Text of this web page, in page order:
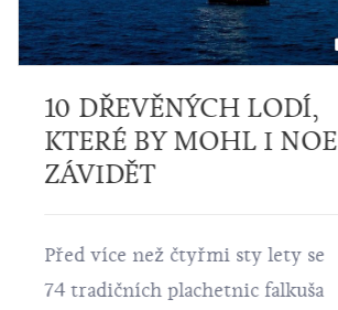
10 DŘEVĚNÝCH LODÍ,
KTERÉ BY MOHL I NOE
ZÁVIDĚT
Před více než čtyřmi sty lety se
74 tradičních plachetnic falkuša